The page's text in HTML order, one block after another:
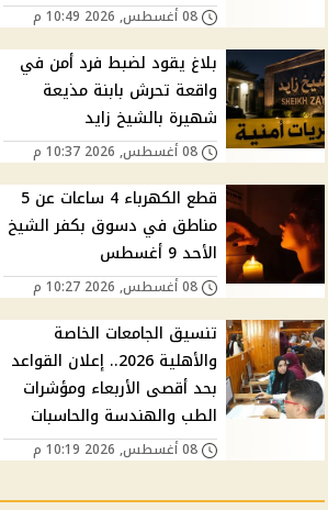
08 أغسطس, 2026 10:49 م
بلاغ يقود لضبط فرد أمن في
واقعة تحرش بابنة مذيعة
شهيرة بالشيخ زايد
08 أغسطس, 2026 10:37 م
قطع الكهرباء 4 ساعات عن 5
مناطق في دسوق بكفر الشيخ
الأحد 9 أغسطس
08 أغسطس, 2026 10:27 م
تنسيق الجامعات الخاصة
والأهلية 2026.. إعلان القواعد
بحد أقصى الأربعاء ومؤشرات
الطب والهندسة والحاسبات
08 أغسطس, 2026 10:19 م